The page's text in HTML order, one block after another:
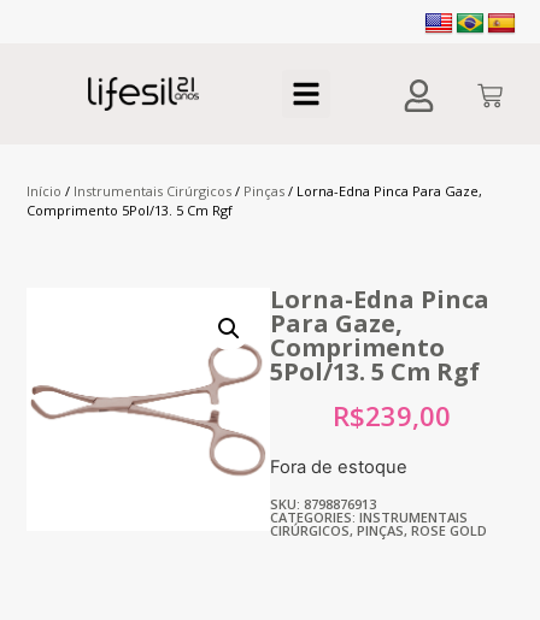
Início / Instrumentais Cirúrgicos / Pinças / Lorna-Edna Pinca Para Gaze,
Comprimento 5Pol/13. 5 Cm Rgf
Lorna-Edna Pinca
Para Gaze,
Comprimento
5Pol/13. 5 Cm Rgf
R$239,00
Fora de estoque
SKU: 8798876913
CATEGORIES: INSTRUMENTAIS
CIRÚRGICOS, PINÇAS, ROSE GOLD